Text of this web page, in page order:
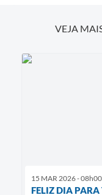
VEJA
15 MAR 2026 - 08h00
FELIZ DIA PARA